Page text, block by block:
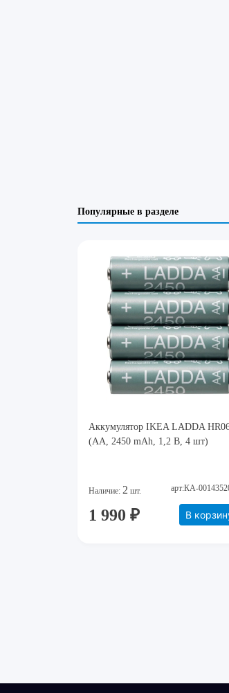
Популярные в разделе
Аккумулятор IKEA LADDA
(AA, 2450 mAh, 1,2 В, 4 шт)
Наличие: 2 шт. арт:КА-
1 990 ₽ В